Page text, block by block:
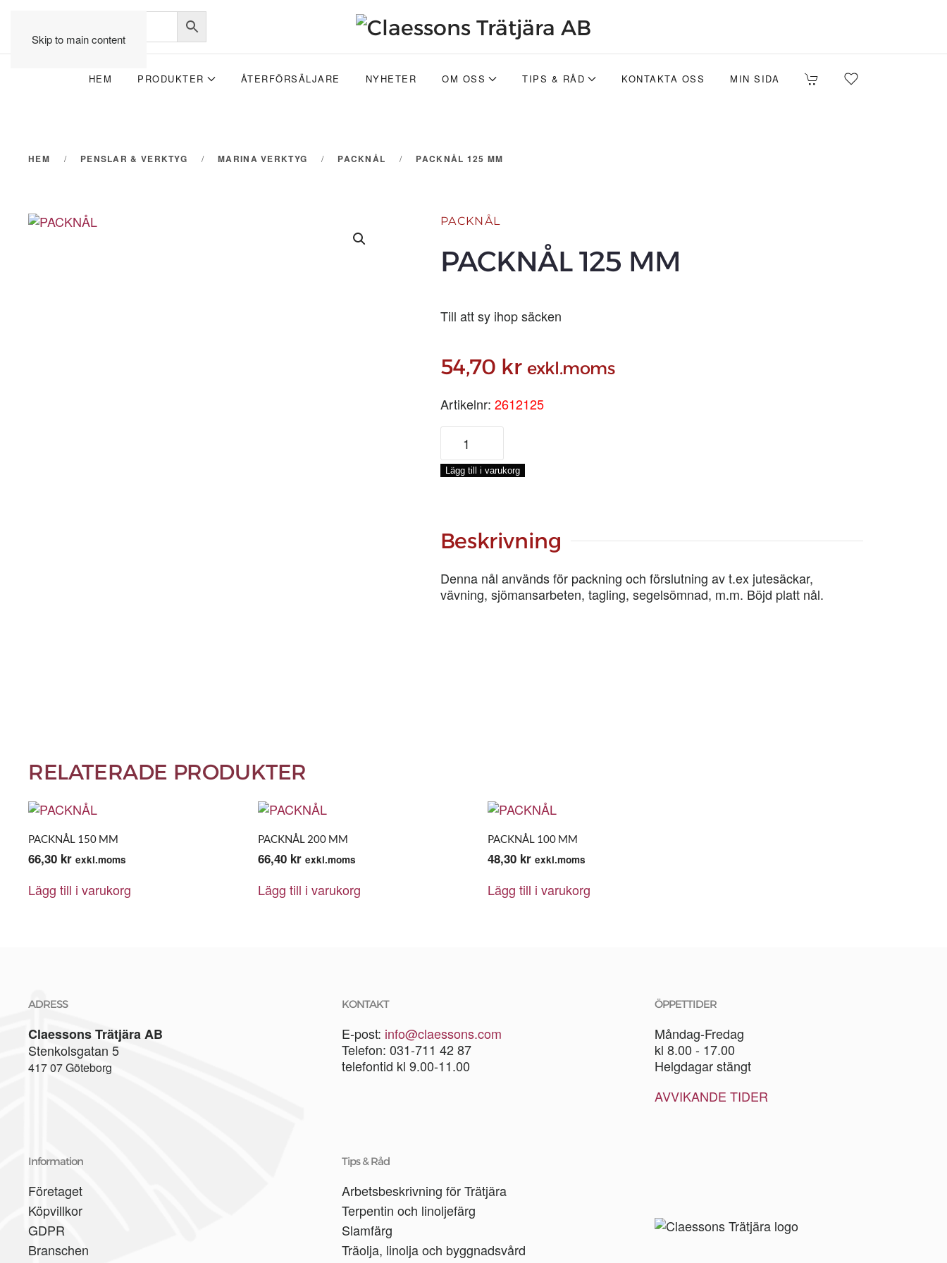
Skip to main content
HEM PRODUKTER ÅTERFÖRSÄLJARE NYHETER OM OSS TIPS & RÅD KONTAKTA OSS MIN SIDA
HEM PENSLAR & VERKTYG MARINA VERKTYG PACKNÅL PACKNÅL 125 MM
PACKNÅL
PACKNÅL 125 MM
Till att sy ihop säcken
54,70 kr exkl.moms
Artikelnr: 2612125
PACKNÅL
MM
mängd
Lägg till i varukorg
Beskrivning
Denna nål används för packning och förslutning av t.ex jutesäckar,
vävning, sjömansarbeten, tagling, segelsömnad, m.m. Böjd platt nål.
RELATERADE PRODUKTER
PACKNÅL 150 MM
66,30 kr exkl.moms
Lägg till i varukorg
PACKNÅL 200 MM
66,40 kr exkl.moms
Lägg till i varukorg
PACKNÅL 100 MM
48,30 kr exkl.moms
Lägg till i varukorg
ADRESS
Claessons Trätjära AB
Stenkolsgatan 5
417 07 Göteborg
KONTAKT
E-post: info@claessons.com
Telefon: 031-711 42 87
telefontid kl 9.00-11.00
ÖPPETTIDER
Måndag-Fredag
kl 8.00 - 17.00
Helgdagar stängt
AVVIKANDE TIDER
Information
Företaget
Köpvillkor
GDPR
Branschen
Tips & Råd
Arbetsbeskrivning för Trätjära
Terpentin och linoljefärg
Slamfärg
Träolja, linolja och byggnadsvård